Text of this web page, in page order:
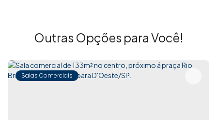
Outras Opções para Você!
Salas Comerciais